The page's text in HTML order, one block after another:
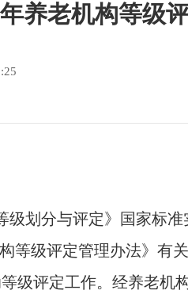
养老机构等级
级划分与评定》国家标准
等级评定管理办法》有
等级评定工作。经养老机